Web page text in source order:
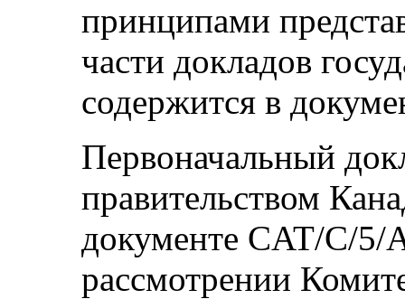
принципами
части докладов
содержится в
Первоначальный
правительством
документе CAT/C/5/
рассмотрении